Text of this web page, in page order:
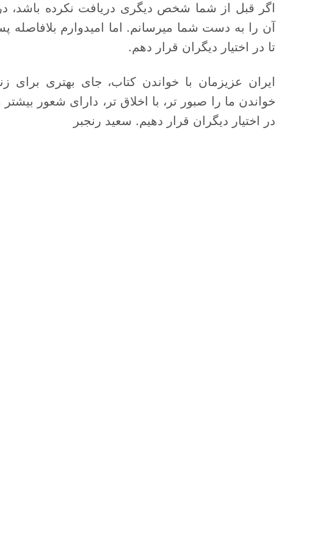
اگر قبل از شما شخص دیگری دریافت نکرده باشد،
آن را به دست شما میرسانم. اما امیدوارم
تا در اختیار دیگران قرار دهم.
ایران عزیزمان با خواندن کتاب، جای بهتری
خواندن ما را صبور تر، با اخلاق تر، دارای شعور
در اختیار دیگران قرار دهیم. سعید رنجبر